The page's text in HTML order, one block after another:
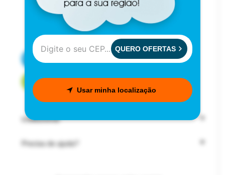
CENTRAL DE ATENDIMENTO
Institucional
Precisa de ajuda?
QUERO OFERTAS
Usar minha localização